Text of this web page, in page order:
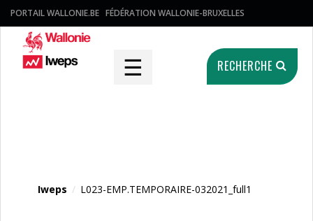
PORTAIL WALLONIE.BE FÉDÉRATION WALLONIE-BRUXELLES
☰ RECHERCHE
Iweps / L023-EMP.TEMPORAIRE-032021_full1